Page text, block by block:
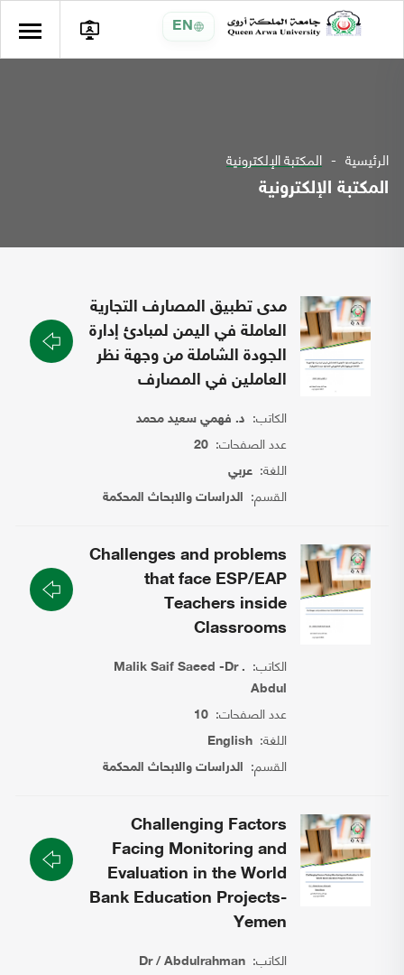
EN
الرئيسية المكتبة الإلكترونية
المكتبة الإلكترونية
مدى تطبيق المصارف التجارية
العاملة في اليمن لمبادئ إدارة
الجودة الشاملة من وجهة نظر
العاملين في المصارف
الكاتب: د. فهمي سعيد محمد
عدد الصفحات:20
اللغة:عربي
القسم: الدراسات والابحاث المحكمة
Challenges and problems
that face ESP/EAP
Teachers inside
Classrooms
الكاتب: Malik Saif Saeed -Dr .
Abdul
عدد الصفحات:10
اللغة:English
القسم: الدراسات والابحاث المحكمة
Challenging Factors
Facing Monitoring and
Evaluation in the World
Bank Education Projects-
Yemen
الكاتب:Dr / Abdulrahman